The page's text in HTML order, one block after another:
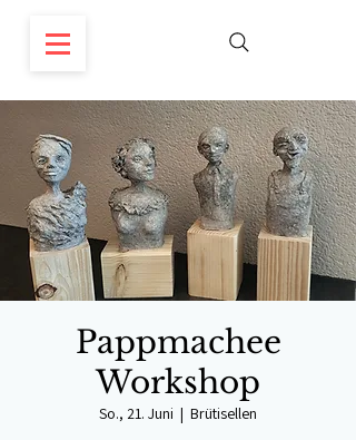
Pappmachee
Workshop
So., 21. Juni
  |
Brütisellen